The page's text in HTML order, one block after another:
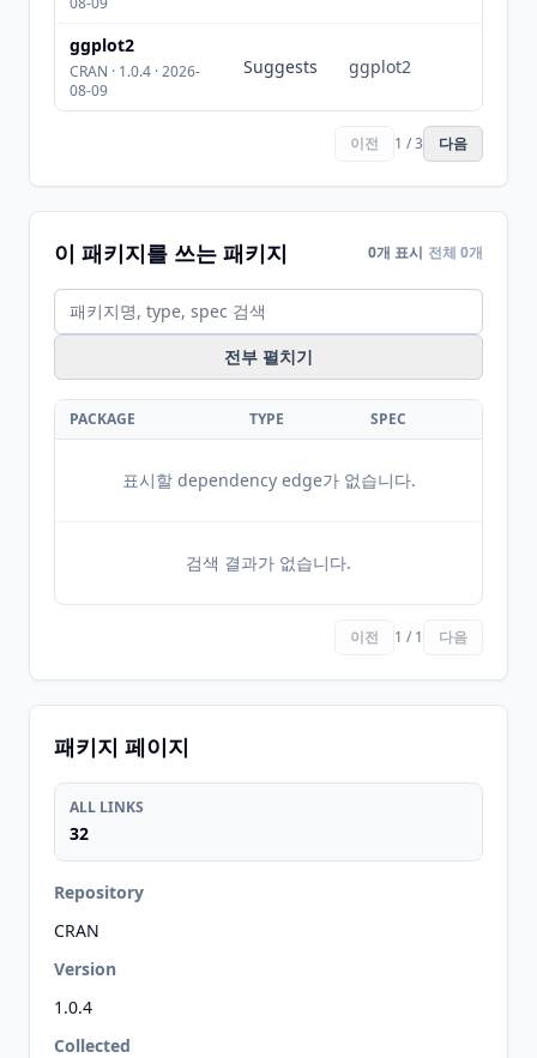
ggplot2
CRAN · 1.0.4 · 2026-
08-09
Suggests ggplot2
이전 1 / 3 다음
이 패키지를 쓰는 패키지 0개 표시 전체 0개
전부 펼치기
PACKAGE TYPE SPEC
표시할 dependency edge가 없습니다.
검색 결과가 없습니다.
이전 1 / 1 다음
패키지 페이지
ALL LINKS
32
Repository
CRAN
Version
1.0.4
Collected